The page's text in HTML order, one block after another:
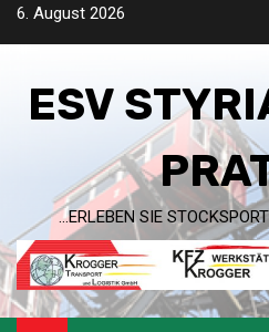
Skip6. August 2026
ESV
…ERLEBEN SIE